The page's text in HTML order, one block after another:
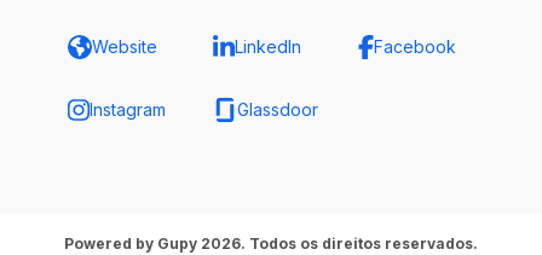
Website LinkedIn Facebook
Instagram Glassdoor
Powered by Gupy 2026. Todos os direitos reservados.